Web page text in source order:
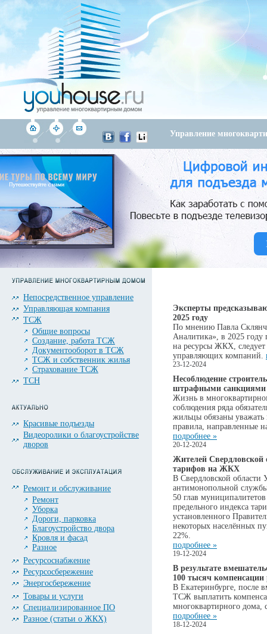
Управление
Непосредственное управление
Управляющая компания
ТСЖ
Общие вопросы
Создание, работа ТСЖ
Документооборот в ТСЖ
ТСЖ и собственник жилья
Страхование ТСЖ
ТСН
Красивые подъезды
Видеоролики о благоустройстве
дворов
Ремонт и обслуживание
Ремонт
Уборка
Дороги, парковка
Благоустройство двора
Кровля и фасад
Разное
Ресурсоснабжение
Ресурсосбережение
Энергосбережение
Товары и услуги
Специализированное ПО
Разное (статьи о ЖКХ)
Эксперты
2025 году
По мнению Павла
Аналитика», в 2025 году
на ресурсы ЖКХ,
управляющих компаний.
23-12-2024
Несоблюдение
штрафными санкциями
Жизнь в
соблюдения ряда
жильцы обязаны уважать
правила, направленные
подробнее »
20-12-2024
Жителей Свердловской
тарифов на ЖКХ
В Свердловской области
антимонопольной
50 глав
предельного индекса
установленного
некоторых населённых
22%.
подробнее »
19-12-2024
В результате
100 тысяч компенсации
В Екатеринбурге, после
ТСЖ выплатить
многоквартирного дома,
подробнее »
18-12-2024